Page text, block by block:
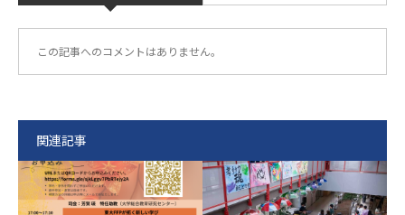
この記事へのコメントはありません。
関連記事